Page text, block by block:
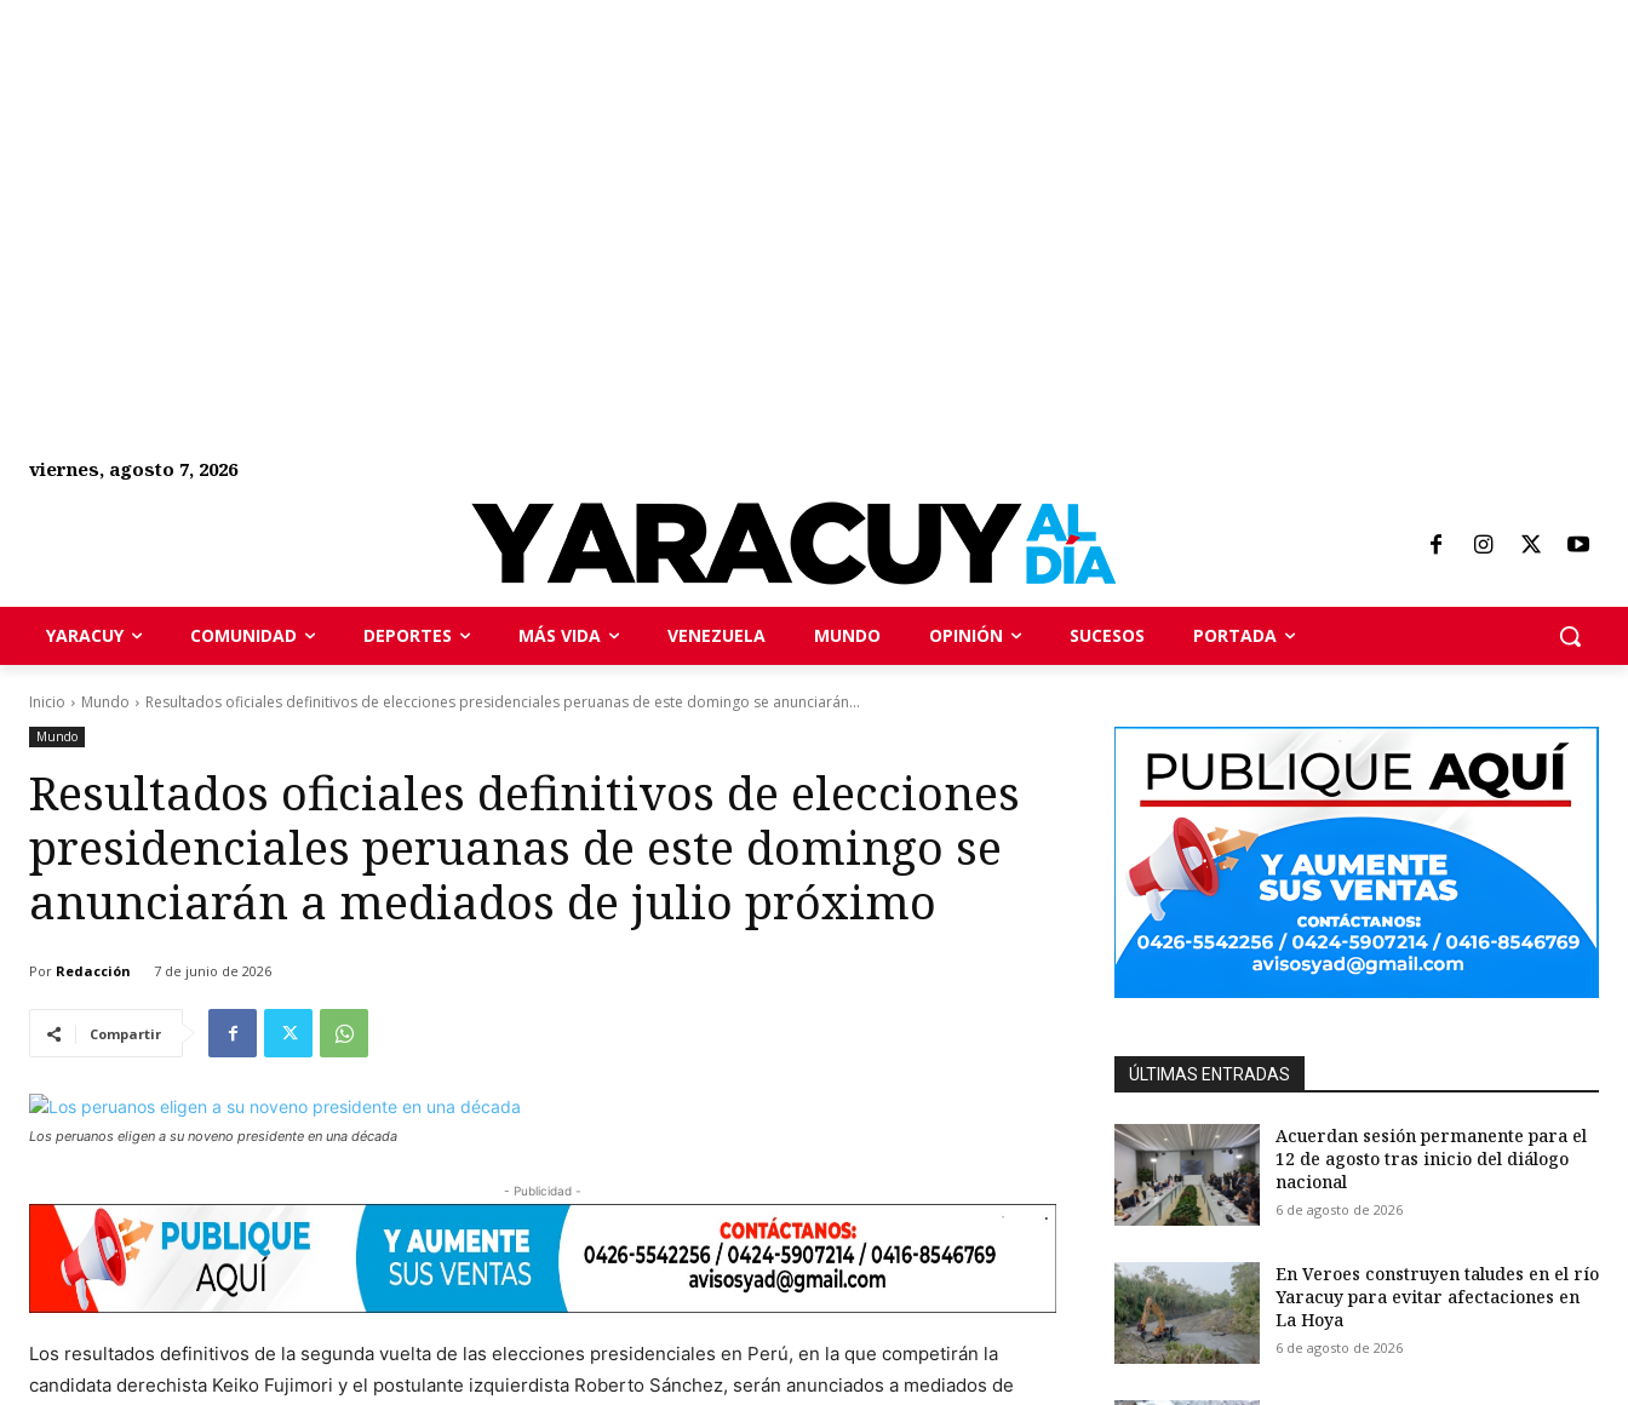
viernes, agosto 7, 2026
YARACUY COMUNIDAD DEPORTES MÁS VIDA VENEZUELA MUNDO OPINIÓN SUCESOS PORTADA
Inicio Mundo Resultados oficiales definitivos de elecciones presidenciales peruanas de este domingo se anunciarán...
Mundo
Resultados oficiales definitivos de elecciones
presidenciales peruanas de este domingo se
anunciarán a mediados de julio próximo
Por Redacción 7 de junio de 2026
Compartir
Los peruanos eligen a su noveno presidente en una década
- Publicidad -
Los resultados definitivos de la segunda vuelta de las elecciones presidenciales en Perú, en la que competirán la
candidata derechista Keiko Fujimori y el postulante izquierdista Roberto Sánchez, serán anunciados a mediados de
ÚLTIMAS ENTRADAS
Acuerdan sesión permanente para el
12 de agosto tras inicio del diálogo
nacional
6 de agosto de 2026
En Veroes construyen taludes en el río
Yaracuy para evitar afectaciones en
La Hoya
6 de agosto de 2026